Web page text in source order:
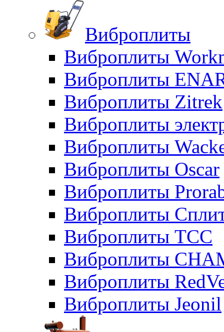
Виброплиты
Виброплиты
Виброплиты
Виброплиты Zitrek
Виброплиты
Виброплиты
Виброплиты Oscar
Виброплиты
Виброплиты
Виброплиты ТСС
Виброплиты
Виброплиты
Виброплиты Jeonil